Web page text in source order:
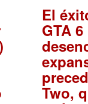
El
GTA
Two,